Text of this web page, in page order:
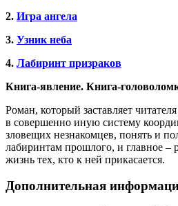
2. Игра ангела
3. Узник неба
4. Лабиринт призраков
Книга-явление. Книга-
Роман, который заставляет
в совершенно иную систему
зловещих незнакомцев, понять и
лабиринтам прошлого, и главное –
жизнь тех, кто к ней прикасается.
Дополнительная